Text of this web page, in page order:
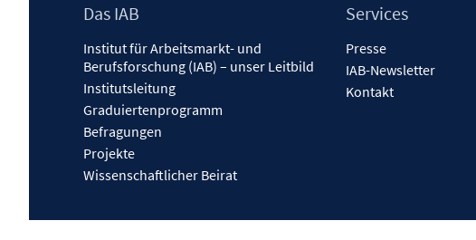
Footer
Das IAB
Institut für Arbeitsmarkt- und
Berufsforschung (IAB) – unser Leitbild
Institutsleitung
Graduiertenprogramm
Befragungen
Projekte
Wissenschaftlicher Beirat
Services
Presse
IAB-Newsletter
Kontakt